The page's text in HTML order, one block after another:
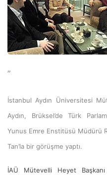
”
İstanbul Aydın Üniversitesi
Aydın, Brüksel’de Türk
Yunus Emre Enstitüsü Müdürü
Tan’la bir görüşme yaptı.
İAÜ Mütevelli Heyet